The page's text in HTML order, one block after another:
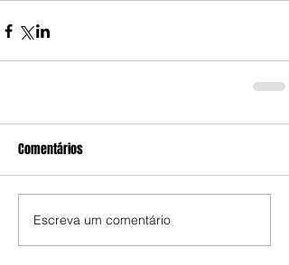
Comentários
Escreva um comentário